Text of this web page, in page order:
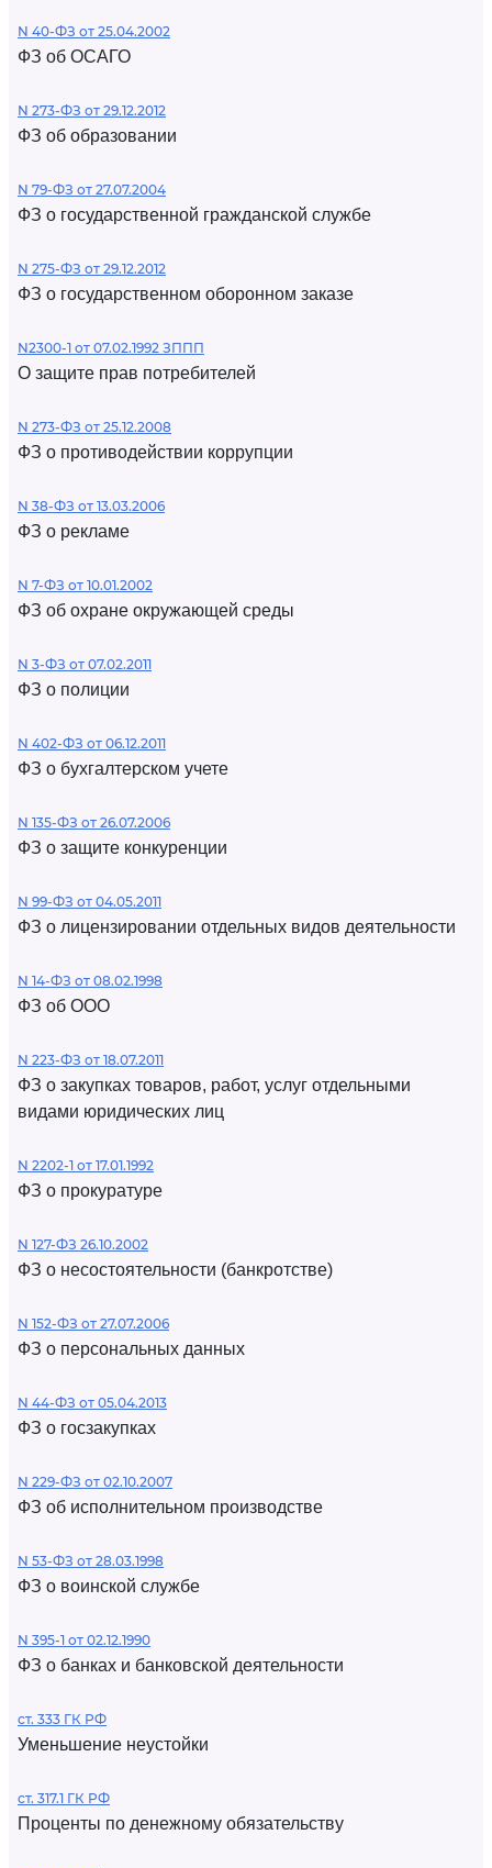
N 40-ФЗ от 25.04.2002
ФЗ об ОСАГО
N 273-ФЗ от 29.12.2012
ФЗ об образовании
N 79-ФЗ от 27.07.2004
ФЗ о государственной гражданской службе
N 275-ФЗ от 29.12.2012
ФЗ о государственном оборонном заказе
N2300-1 от 07.02.1992 ЗППП
О защите прав потребителей
N 273-ФЗ от 25.12.2008
ФЗ о противодействии коррупции
N 38-ФЗ от 13.03.2006
ФЗ о рекламе
N 7-ФЗ от 10.01.2002
ФЗ об охране окружающей среды
N 3-ФЗ от 07.02.2011
ФЗ о полиции
N 402-ФЗ от 06.12.2011
ФЗ о бухгалтерском учете
N 135-ФЗ от 26.07.2006
ФЗ о защите конкуренции
N 99-ФЗ от 04.05.2011
ФЗ о лицензировании отдельных видов деятельности
N 14-ФЗ от 08.02.1998
ФЗ об ООО
N 223-ФЗ от 18.07.2011
ФЗ о закупках товаров, работ, услуг отдельными
видами юридических лиц
N 2202-1 от 17.01.1992
ФЗ о прокуратуре
N 127-ФЗ 26.10.2002
ФЗ о несостоятельности (банкротстве)
N 152-ФЗ от 27.07.2006
ФЗ о персональных данных
N 44-ФЗ от 05.04.2013
ФЗ о госзакупках
N 229-ФЗ от 02.10.2007
ФЗ об исполнительном производстве
N 53-ФЗ от 28.03.1998
ФЗ о воинской службе
N 395-1 от 02.12.1990
ФЗ о банках и банковской деятельности
ст. 333 ГК РФ
Уменьшение неустойки
ст. 317.1 ГК РФ
Проценты по денежному обязательству